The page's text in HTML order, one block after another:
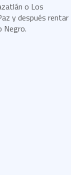
o Los
y después rentar
Negro.